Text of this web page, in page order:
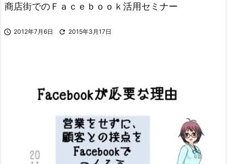
商店街でのＦａｃｅｂｏｏｋ活用セミナー
 2012年7月6日  2015年3月17日